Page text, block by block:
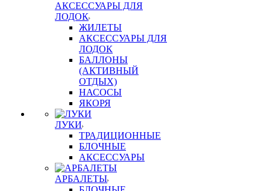
АКСЕССУАРЫ ДЛЯ
ЛОДОК
ЖИЛЕТЫ
АКСЕССУАРЫ ДЛЯ
ЛОДОК
БАЛЛОНЫ
(АКТИВНЫЙ
ОТДЫХ)
НАСОСЫ
ЯКОРЯ
ЛУКИ
ТРАДИЦИОННЫЕ
БЛОЧНЫЕ
АКСЕССУАРЫ
АРБАЛЕТЫ